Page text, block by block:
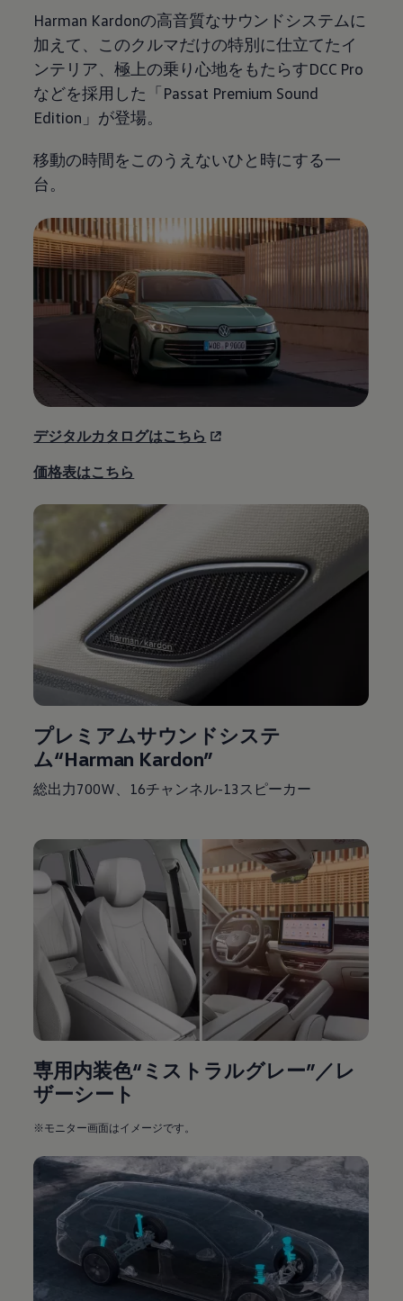
Harman Kardonの高音質なサウンドシステムに
加えて、このクルマだけの特別に仕立てたイ
ンテリア、極上の乗り心地をもたらすDCC Pro
などを採用した「Passat Premium Sound
Edition」が登場。
移動の時間をこのうえないひと時にする一
台。
デジタルカタログはこちら
価格表はこちら
プレミアムサウンドシステ
ム“Harman Kardon”
総出力700W、16チャンネル-13スピーカー
専用内装色“ミストラルグレー”／レ
ザーシート
※モニター画面はイメージです。